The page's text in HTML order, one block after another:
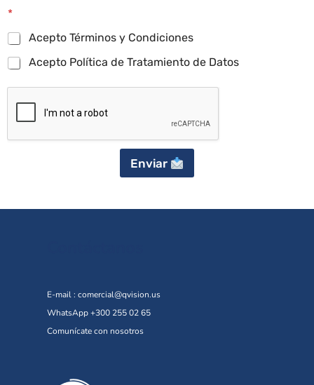
*
Acepto Términos y Condiciones
Acepto Política de Tratamiento de Datos
Enviar
E-mail : comercial@qvision.us
WhatsApp +300 255 02 65
Comunícate con nosotros